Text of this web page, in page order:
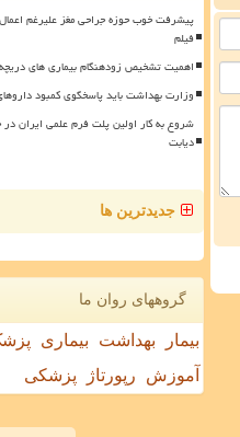
پیشرفت خوب حوزه جراحی مغز علیرغم اعمال
فیلم
اهمیت تشخیص زودهنگام بیماری های
وزارت بهداشت باید پاسخگوی کمبود
شروع به کار اولین پلت فرم علمی ایران
دیابت
جدیدترین ها
گروههای روان ما
بیمار بهداشت بیماری
آموزش
رپورتاژ پزشکی